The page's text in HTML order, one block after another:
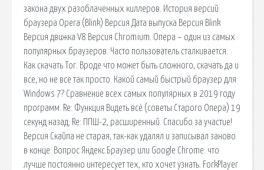
закона двух разоблаченных киллеров. История версий
браузера Opera (Blink) Версия Дата выпуска Версия Blink
Версия движка V8 Версия Chromium. Опера – один из самых
популярных браузеров. Часто пользователь сталкивается.
Как скачать Tor. Вроде что может быть сложного, скачать да и
все, но не все так просто. Какой самый быстрый браузер для
Windows 7? Сравнение всех самых популярных в 2019 году
программ. Re: Функция Видеть всё (советы Старого Опера) 19
секунд назад; Re: ППШ-2, расширенный. Спасибо за участие!
Версия Скайпа не старая, так-как удалял и записывал заново
в конце. Вопрос Яндекс.Браузер или Google Chrome: что
лучше постоянно интересует тех, кто хочет узнать. ForkPlayer